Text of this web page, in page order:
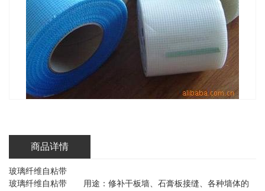
商品详情
玻璃纤维自粘带
玻璃纤维自粘带 用途：修补干板墙、石膏板接缝、各种墙体的